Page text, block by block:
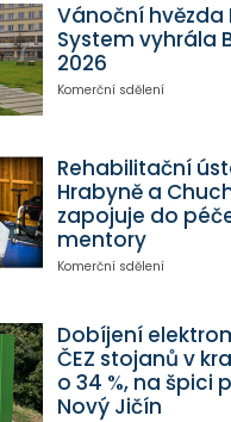
Vánoční hvězda
System vyhrála
2026
Komerční sdělení
Rehabilitační
Hrabyně a
zapojuje do
mentory
Komerční sdělení
Dobíjení
ČEZ stojanů v
o 34 %, na špici
Nový Jičín